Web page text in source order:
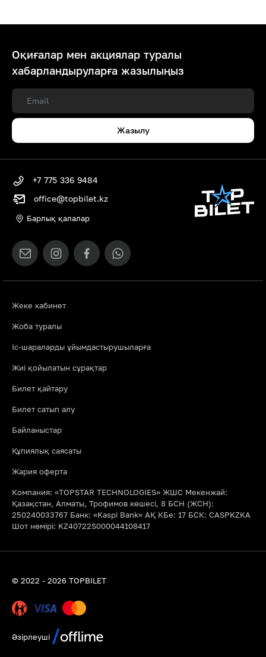
Оқиғалар мен акциялар туралы
хабарландыруларға жазылыңыз
Жазылу
Жеке кабинет
Жоба туралы
Іс-шараларды ұйымдастырушыларға
Жиі қойылатын сұрақтар
Билет қайтару
Билет сатып алу
Байланыстар
Құпиялық саясаты
Жария оферта
Компания: «TOPSTAR TECHNOLOGIES» ЖШС Мекенжай:
Қазақстан, Алматы, Трофимов көшесі, 8 БСН (ЖСН):
250240033767 Банк: «Kaspi Bank» АҚ КБе: 17 БСК: CASPKZKA
Шот нөмірі: KZ40722S000044108417
+7 775 336 9484
office@topbilet.kz
Барлық қалалар
© 2022 - 2026 TOPBILET
Әзірлеуші